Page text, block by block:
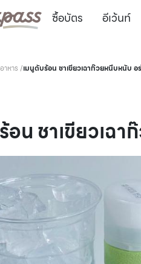
ซื้อบัตร อีเว้นท์
อาหาร /เมนูดับร้อน ชาเขียวเฉาก๊วยหนึบหนับ อ
อน ชาเขียวเฉ